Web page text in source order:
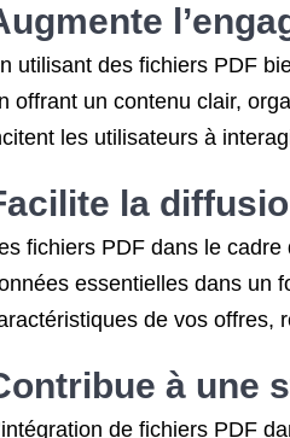
utilisant des fichiers PDF
offrant un contenu clair,
les utilisateurs à
la
fichiers PDF dans le
essentielles dans un
de vos offres,
à une
de fichiers PDF